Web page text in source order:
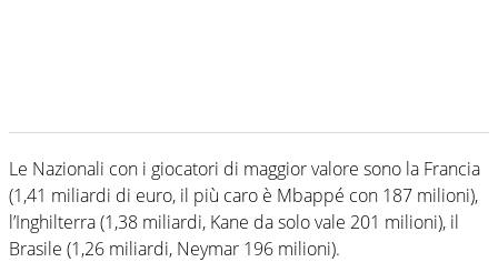
Le Nazionali con i giocatori di maggior valore sono la Francia
(1,41 miliardi di euro, il più caro è Mbappé con 187 milioni),
l’Inghilterra (1,38 miliardi, Kane da solo vale 201 milioni), il
Brasile (1,26 miliardi, Neymar 196 milioni).